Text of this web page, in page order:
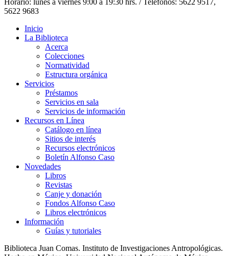
5622 9683
Inicio
La Biblioteca
Acerca
Colecciones
Normatividad
Estructura orgánica
Servicios
Préstamos
Servicios en sala
Servicios de información
Recursos en Línea
Catálogo en línea
Sitios de interés
Recursos electrónicos
Boletín Alfonso Caso
Novedades
Libros
Revistas
Canje y donación
Fondos Alfonso Caso
Libros electrónicos
Información
Guías y tutoriales
Biblioteca Juan Comas. Instituto de Investigaciones Antropológicas.